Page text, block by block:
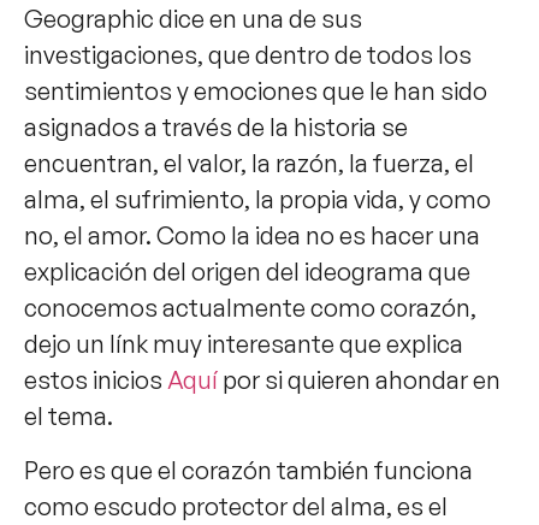
Geographic dice en una de sus
investigaciones, que dentro de todos los
sentimientos y emociones que le han sido
asignados a través de la historia se
encuentran, el valor, la razón, la fuerza, el
alma, el sufrimiento, la propia vida, y como
no, el amor. Como la idea no es hacer una
explicación del origen del ideograma que
conocemos actualmente como corazón,
dejo un línk muy interesante que explica
estos inicios Aquí por si quieren ahondar en
el tema.
Pero es que el corazón también funciona
como escudo protector del alma, es el